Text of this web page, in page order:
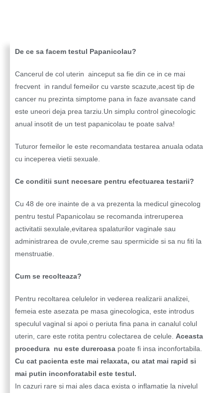
De ce sa facem testul Papanicolau?
Cancerul de col uterin ainceput sa fie din ce in ce mai
frecvent in randul femeilor cu varste scazute,acest tip de
cancer nu prezinta simptome pana in faze avansate cand
este uneori deja prea tarziu.Un simplu control ginecologic
anual insotit de un test papanicolau te poate salva!
Tuturor femeilor le este recomandata testarea anuala odata
cu inceperea vietii sexuale.
Ce conditii sunt necesare pentru efectuarea testarii?
Cu 48 de ore inainte de a va prezenta la medicul ginecolog
pentru testul Papanicolau se recomanda intreruperea
activitatii sexulale,evitarea spalaturilor vaginale sau
administrarea de ovule,creme sau spermicide si sa nu fiti la
menstruatie.
Cum se recolteaza?
Pentru recoltarea celulelor in vederea realizarii analizei,
femeia este asezata pe masa ginecologica, este introdus
speculul vaginal si apoi o periuta fina pana in canalul colul
uterin, care este rotita pentru colectarea de celule. Aceasta
procedura nu este dureroasa poate fi insa inconfortabila.
Cu cat pacienta este mai relaxata, cu atat mai rapid si
mai putin inconforatabil este testul.
In cazuri rare si mai ales daca exista o inflamatie la nivelul